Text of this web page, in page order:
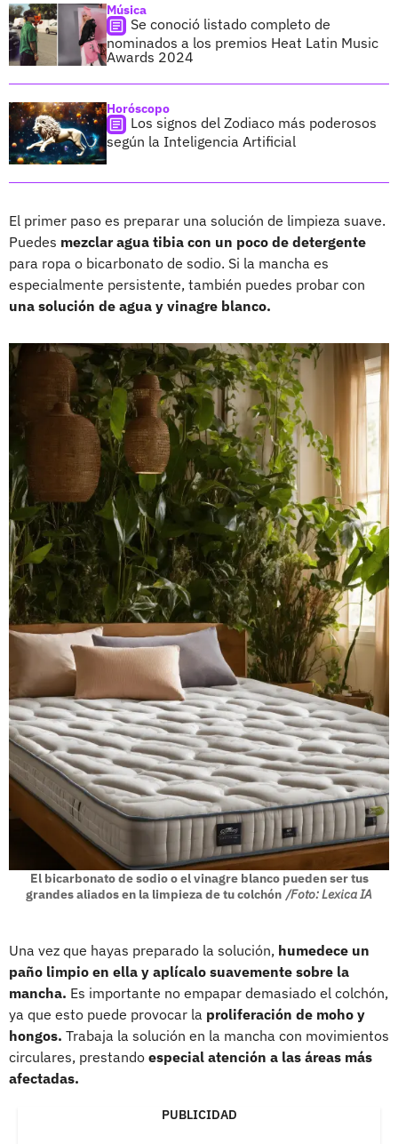
Música
Se conoció listado completo de
nominados a los premios Heat Latin Music
Awards 2024
Horóscopo
Los signos del Zodiaco más poderosos
según la Inteligencia Artificial
El primer paso es preparar una solución de limpieza suave.
Puedes mezclar agua tibia con un poco de detergente
para ropa o bicarbonato de sodio. Si la mancha es
especialmente persistente, también puedes probar con
una solución de agua y vinagre blanco.
El bicarbonato de sodio o el vinagre blanco pueden ser tus
grandes aliados en la limpieza de tu colchón /Foto: Lexica IA
Una vez que hayas preparado la solución, humedece un
paño limpio en ella y aplícalo suavemente sobre la
mancha. Es importante no empapar demasiado el colchón,
ya que esto puede provocar la proliferación de moho y
hongos. Trabaja la solución en la mancha con movimientos
circulares, prestando especial atención a las áreas más
afectadas.
PUBLICIDAD